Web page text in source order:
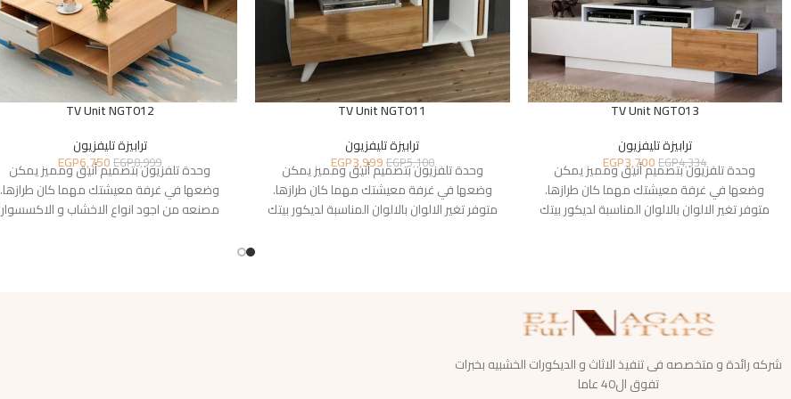
TV Unit NGT013
ترابيزة تليفزيون
EGP4,334
EGP3,700
وحدة تلفزيون بتصميم أنيق ومميز يمكن
وضعها في غرفة معيشتك مهما كان طرازها.
متوفر تغير الالوان بالالوان المناسبة لديكور بيتك
TV Unit NGT011
ترابيزة تليفزيون
EGP5,100
EGP3,999
وحدة تلفزيون بتصميم أنيق ومميز يمكن
وضعها في غرفة معيشتك مهما كان طرازها.
متوفر تغير الالوان بالالوان المناسبة لديكور بيتك
TV Unit NGT012
ترابيزة تليفزيون
EGP8,999
EGP6,750
وحدة تلفزيون بتصميم أنيق ومميز يمكن
وضعها في غرفة معيشتك مهما كان طرازها.
مصنعه من اجود انواع الاخشاب و الاكسسوار
شركه رائدة و متخصصه فى تنفيذ الاثاث و الديكورات الخشبيه بخبرات
تفوق ال40 عاما